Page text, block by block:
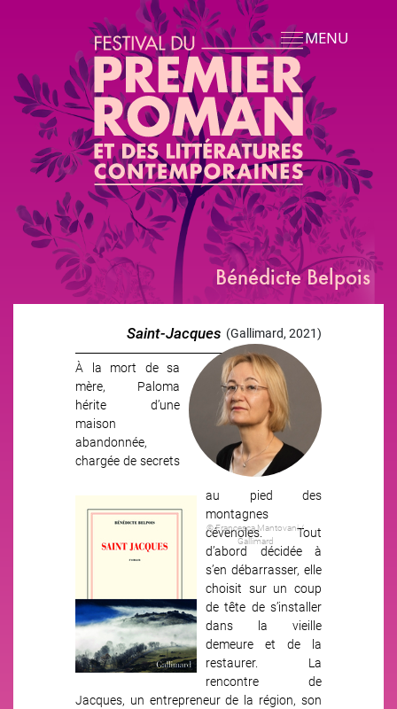
Aller au contenu principal
MENU
Bénédicte Belpois
(Gallimard, 2021)
Saint-Jacques
© Francesca Mantovani /
Gallimard
Image
À la mort de sa
mère, Paloma
hérite d’une
maison
abandonnée,
chargée de secrets
au pied des
montagnes
cévenoles. Tout
d’abord décidée à
s’en débarrasser, elle
choisit sur un coup
de tête de s’installer
dans la vieille
demeure et de la
restaurer. La
rencontre de
Jacques, un entrepreneur de la région, son